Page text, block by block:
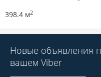
398.4 м2
Новые объявления
вашем Viber